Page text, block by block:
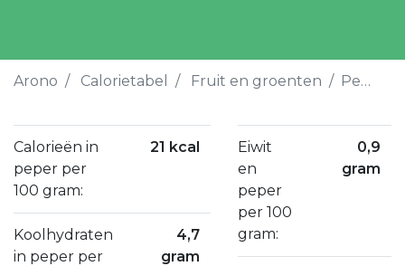
Arono Calorietabel Fruit en groenten Peper
Calorieën in
peper per
100 gram:
21 kcal
Koolhydraten
in peper per
4,7
gram
Eiwit
en
peper
per 100
gram:
0,9
gram